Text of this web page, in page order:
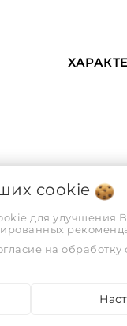
cookie
для улучшения
на обработку